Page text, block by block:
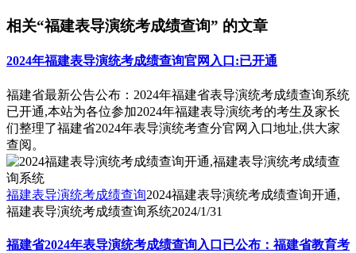
相关“福建表导演统考成绩查询” 的文章
2024年福建表导演统考成绩查询官网入口:已开通
福建省最新公告公布：2024年福建省表导演统考成绩查询系统
已开通,本站为各位参加2024年福建表导演统考的考生及家长
们整理了福建省2024年表导演统考查分官网入口地址,供大家
查阅。
福建表导演统考成绩查询2024福建表导演统考成绩查询开通,
福建表导演统考成绩查询系统2024/1/31
福建省2024年表导演统考成绩查询入口已公布：福建省教育考